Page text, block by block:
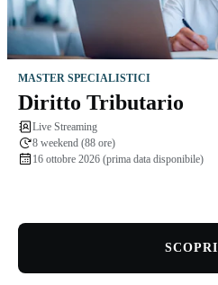
MASTER SPECIALISTICI
Diritto Tributario
Live Streaming
8 weekend (88 ore)
16 ottobre 2026 (prima data disponibile)
SCOPRI